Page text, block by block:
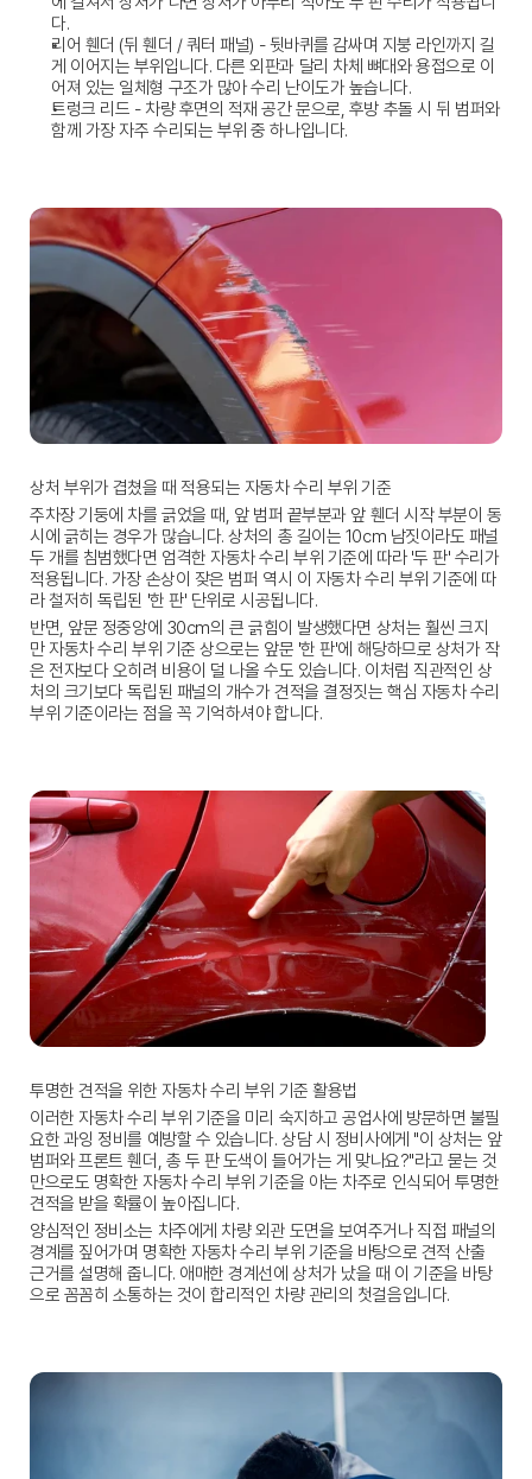
다.
리어 휀더 (뒤 휀더 / 쿼터 패널) - 뒷바퀴를 감싸며 지붕 라인까지 길
게 이어지는 부위입니다. 다른 외판과 달리 차체 뼈대와 용접으로 이
어져 있는 일체형 구조가 많아 수리 난이도가 높습니다.
트렁크 리드 - 차량 후면의 적재 공간 문으로, 후방 추돌 시 뒤 범퍼와
함께 가장 자주 수리되는 부위 중 하나입니다.
상처 부위가 겹쳤을 때 적용되는 자동차 수리 부위 기준
주차장 기둥에 차를 긁었을 때, 앞 범퍼 끝부분과 앞 휀더 시작 부분이 동
시에 긁히는 경우가 많습니다. 상처의 총 길이는 10cm 남짓이라도 패널
두 개를 침범했다면 엄격한 자동차 수리 부위 기준에 따라 '두 판' 수리가
적용됩니다. 가장 손상이 잦은 범퍼 역시 이 자동차 수리 부위 기준에 따
라 철저히 독립된 '한 판' 단위로 시공됩니다.
반면, 앞문 정중앙에 30cm의 큰 긁힘이 발생했다면 상처는 훨씬 크지
만 자동차 수리 부위 기준 상으로는 앞문 '한 판'에 해당하므로 상처가 작
은 전자보다 오히려 비용이 덜 나올 수도 있습니다. 이처럼 직관적인 상
처의 크기보다 독립된 패널의 개수가 견적을 결정짓는 핵심 자동차 수리
부위 기준이라는 점을 꼭 기억하셔야 합니다.
투명한 견적을 위한 자동차 수리 부위 기준 활용법
이러한 자동차 수리 부위 기준을 미리 숙지하고 공업사에 방문하면 불필
요한 과잉 정비를 예방할 수 있습니다. 상담 시 정비사에게 "이 상처는 앞
범퍼와 프론트 휀더, 총 두 판 도색이 들어가는 게 맞나요?"라고 묻는 것
만으로도 명확한 자동차 수리 부위 기준을 아는 차주로 인식되어 투명한
견적을 받을 확률이 높아집니다.
양심적인 정비소는 차주에게 차량 외관 도면을 보여주거나 직접 패널의
경계를 짚어가며 명확한 자동차 수리 부위 기준을 바탕으로 견적 산출
근거를 설명해 줍니다. 애매한 경계선에 상처가 났을 때 이 기준을 바탕
으로 꼼꼼히 소통하는 것이 합리적인 차량 관리의 첫걸음입니다.